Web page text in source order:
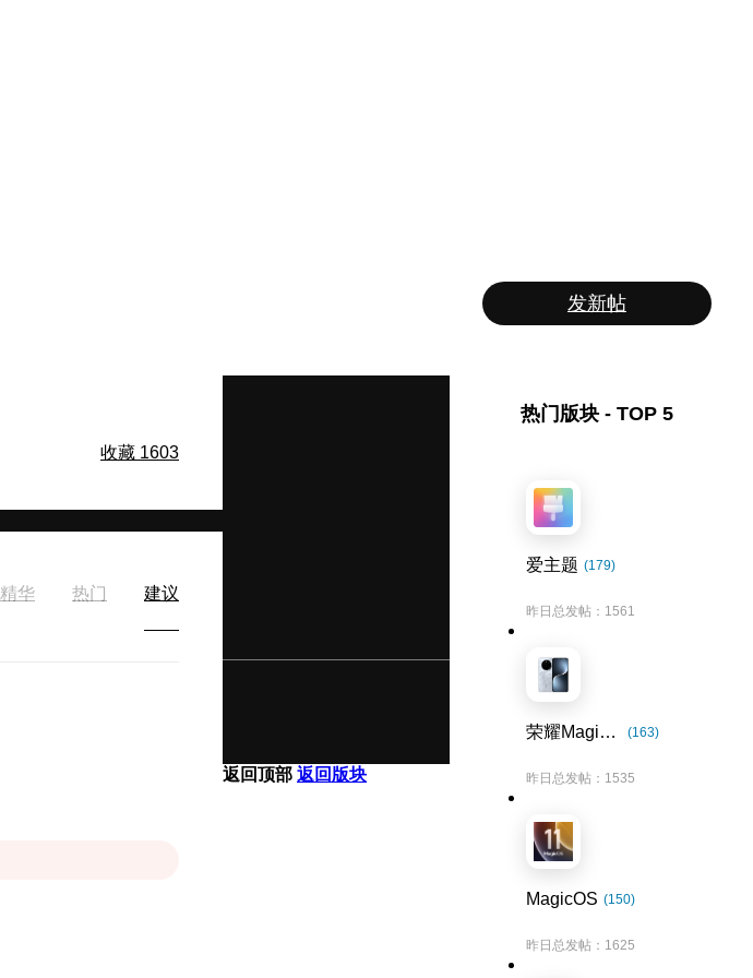
收藏 1603
精华 热门 建议
发新帖
热门版块 - TOP 5
爱主题 (179)
昨日总发帖：1561
荣耀Magic7系列 (163)
昨日总发帖：1535
MagicOS (150)
昨日总发帖：1625
返回顶部 返回版块